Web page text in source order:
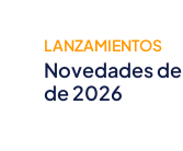
LANZAMIENTOS
Novedades
de 2026